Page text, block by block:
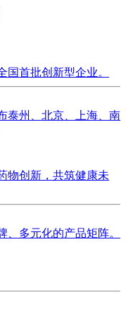
国首批创新型企业。
泰州、北京、上海、南
物创新，共筑健康未
多元化的产品矩阵。